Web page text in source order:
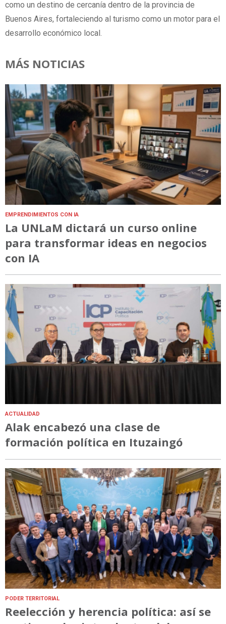
como un destino de cercanía dentro de la provincia de
Buenos Aires, fortaleciendo al turismo como un motor para el
desarrollo económico local.
MÁS NOTICIAS
EMPRENDIMIENTOS CON IA
La UNLaM dictará un curso online
para transformar ideas en negocios
con IA
ACTUALIDAD
Alak encabezó una clase de
formación política en Ituzaingó
PODER TERRITORIAL
Reelección y herencia política: así se